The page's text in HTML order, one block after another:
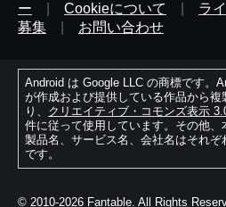
ー
Cookieについて ラ
募集
お問い合わせ
Android は Google LLC の商標です。
が作成および提供している作品から
り、 クリエイティブ・コモンズ表示
件に従って使用しています。その他
製品名、サービス名、会社名はそれ
です。
© 2010-2026 Fantable. All Rights